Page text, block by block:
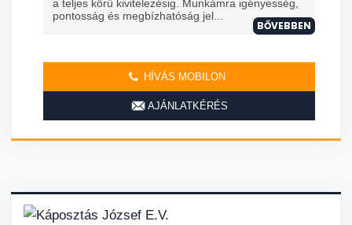
a teljes körű kivitelezésig. Munkámra igényesség,
pontosság és megbízhatóság jel...
BŐVEBBEN
HÍVÁS MOBILON
AJÁNLATKÉRÉS